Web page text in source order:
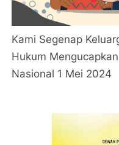
Kami Segenap
Hukum
Nasional 1 Mei 2024